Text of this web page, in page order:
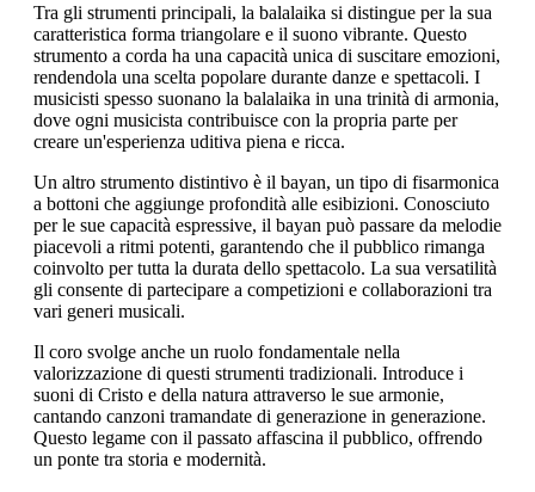
Tra gli strumenti principali, la balalaika si distingue per la sua
caratteristica forma triangolare e il suono vibrante. Questo
strumento a corda ha una capacità unica di suscitare emozioni,
rendendola una scelta popolare durante danze e spettacoli. I
musicisti spesso suonano la balalaika in una trinità di armonia,
dove ogni musicista contribuisce con la propria parte per
creare un'esperienza uditiva piena e ricca.
Un altro strumento distintivo è il bayan, un tipo di fisarmonica
a bottoni che aggiunge profondità alle esibizioni. Conosciuto
per le sue capacità espressive, il bayan può passare da melodie
piacevoli a ritmi potenti, garantendo che il pubblico rimanga
coinvolto per tutta la durata dello spettacolo. La sua versatilità
gli consente di partecipare a competizioni e collaborazioni tra
vari generi musicali.
Il coro svolge anche un ruolo fondamentale nella
valorizzazione di questi strumenti tradizionali. Introduce i
suoni di Cristo e della natura attraverso le sue armonie,
cantando canzoni tramandate di generazione in generazione.
Questo legame con il passato affascina il pubblico, offrendo
un ponte tra storia e modernità.